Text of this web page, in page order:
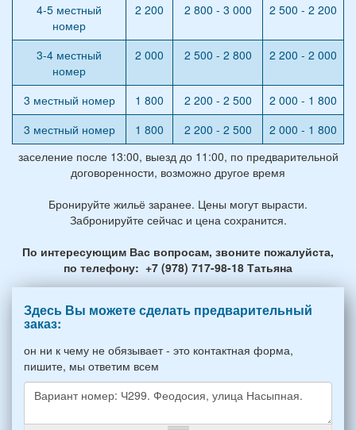
4-5 местный
номер
2 200 2 800 - 3 000 2 500 - 2 200
3-4 местный
номер
2 000 2 500 - 2 800 2 200 - 2 000
3 местный номер 1 800 2 200 - 2 500
2 000 - 1 800
3 местный номер
1 800 2 200 - 2 500
2 000 - 1 800
заселение после 13:00, выезд до 11:00, по предварительной
договоренности, возможно другое время
Бронируйте жильё заранее. Цены могут вырасти.
Забронируйте сейчас и цена сохранится.
По интересующим Вас вопросам, звоните пожалуйста,
по телефону: +7 (978) 717-98-18 Татьяна
Здесь Вы можете сделать предварительный
заказ:
он ни к чему не обязывает - это контактная форма,
пишите, мы ответим всем